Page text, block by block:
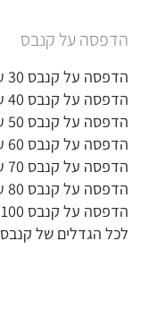
הדפסה על קנבס
הדפסה על קנבס 30 על 30סמ
הדפסה על קנבס 40 על 40סמ
הדפסה על קנבס 50 על 50סמ
הדפסה על קנבס 60 על 60סמ
הדפסה על קנבס 70 על 70סמ
הדפסה על קנבס 80 על 80סמ
הדפסה על קנבס 100 על 100סמ
לכל הגדלים של קנבס